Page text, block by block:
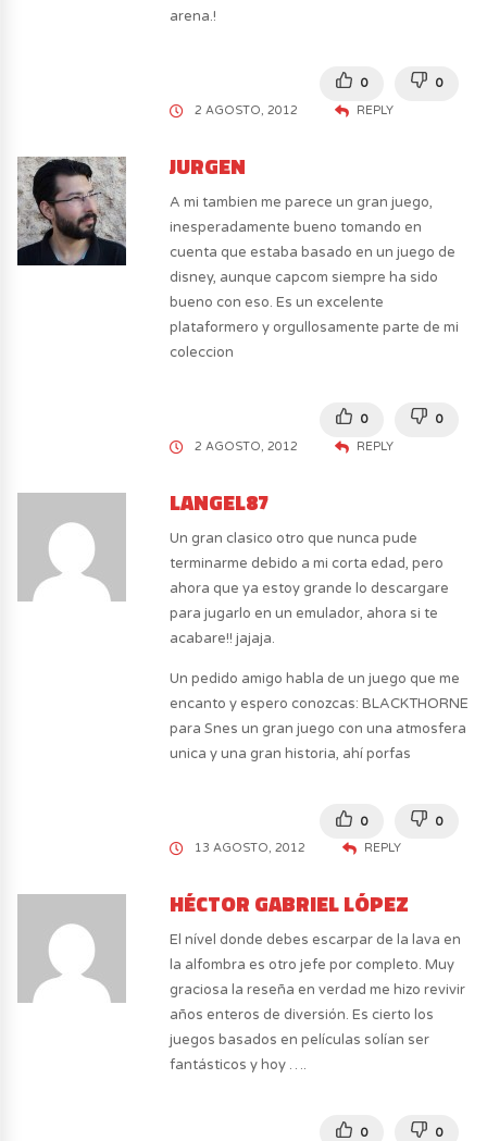
arena.!
0
0
2 AGOSTO, 2012
REPLY
JURGEN
A mi tambien me parece un gran juego,
inesperadamente bueno tomando en
cuenta que estaba basado en un juego de
disney, aunque capcom siempre ha sido
bueno con eso. Es un excelente
plataformero y orgullosamente parte de mi
coleccion
0
0
2 AGOSTO, 2012
REPLY
LANGEL87
Un gran clasico otro que nunca pude
terminarme debido a mi corta edad, pero
ahora que ya estoy grande lo descargare
para jugarlo en un emulador, ahora si te
acabare!! jajaja.
Un pedido amigo habla de un juego que me
encanto y espero conozcas: BLACKTHORNE
para Snes un gran juego con una atmosfera
unica y una gran historia, ahí porfas
0
0
13 AGOSTO, 2012
REPLY
HÉCTOR GABRIEL LÓPEZ
El nível donde debes escarpar de la lava en
la alfombra es otro jefe por completo. Muy
graciosa la reseña en verdad me hizo revivir
años enteros de diversión. Es cierto los
juegos basados en películas solían ser
fantásticos y hoy ….
0
0